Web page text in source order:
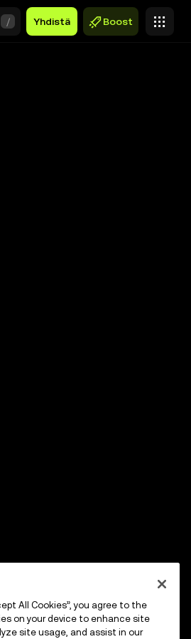
/ Yhdistä Boost
All Cookies”, you agree to the
on your device to enhance site
site usage, and assist in our